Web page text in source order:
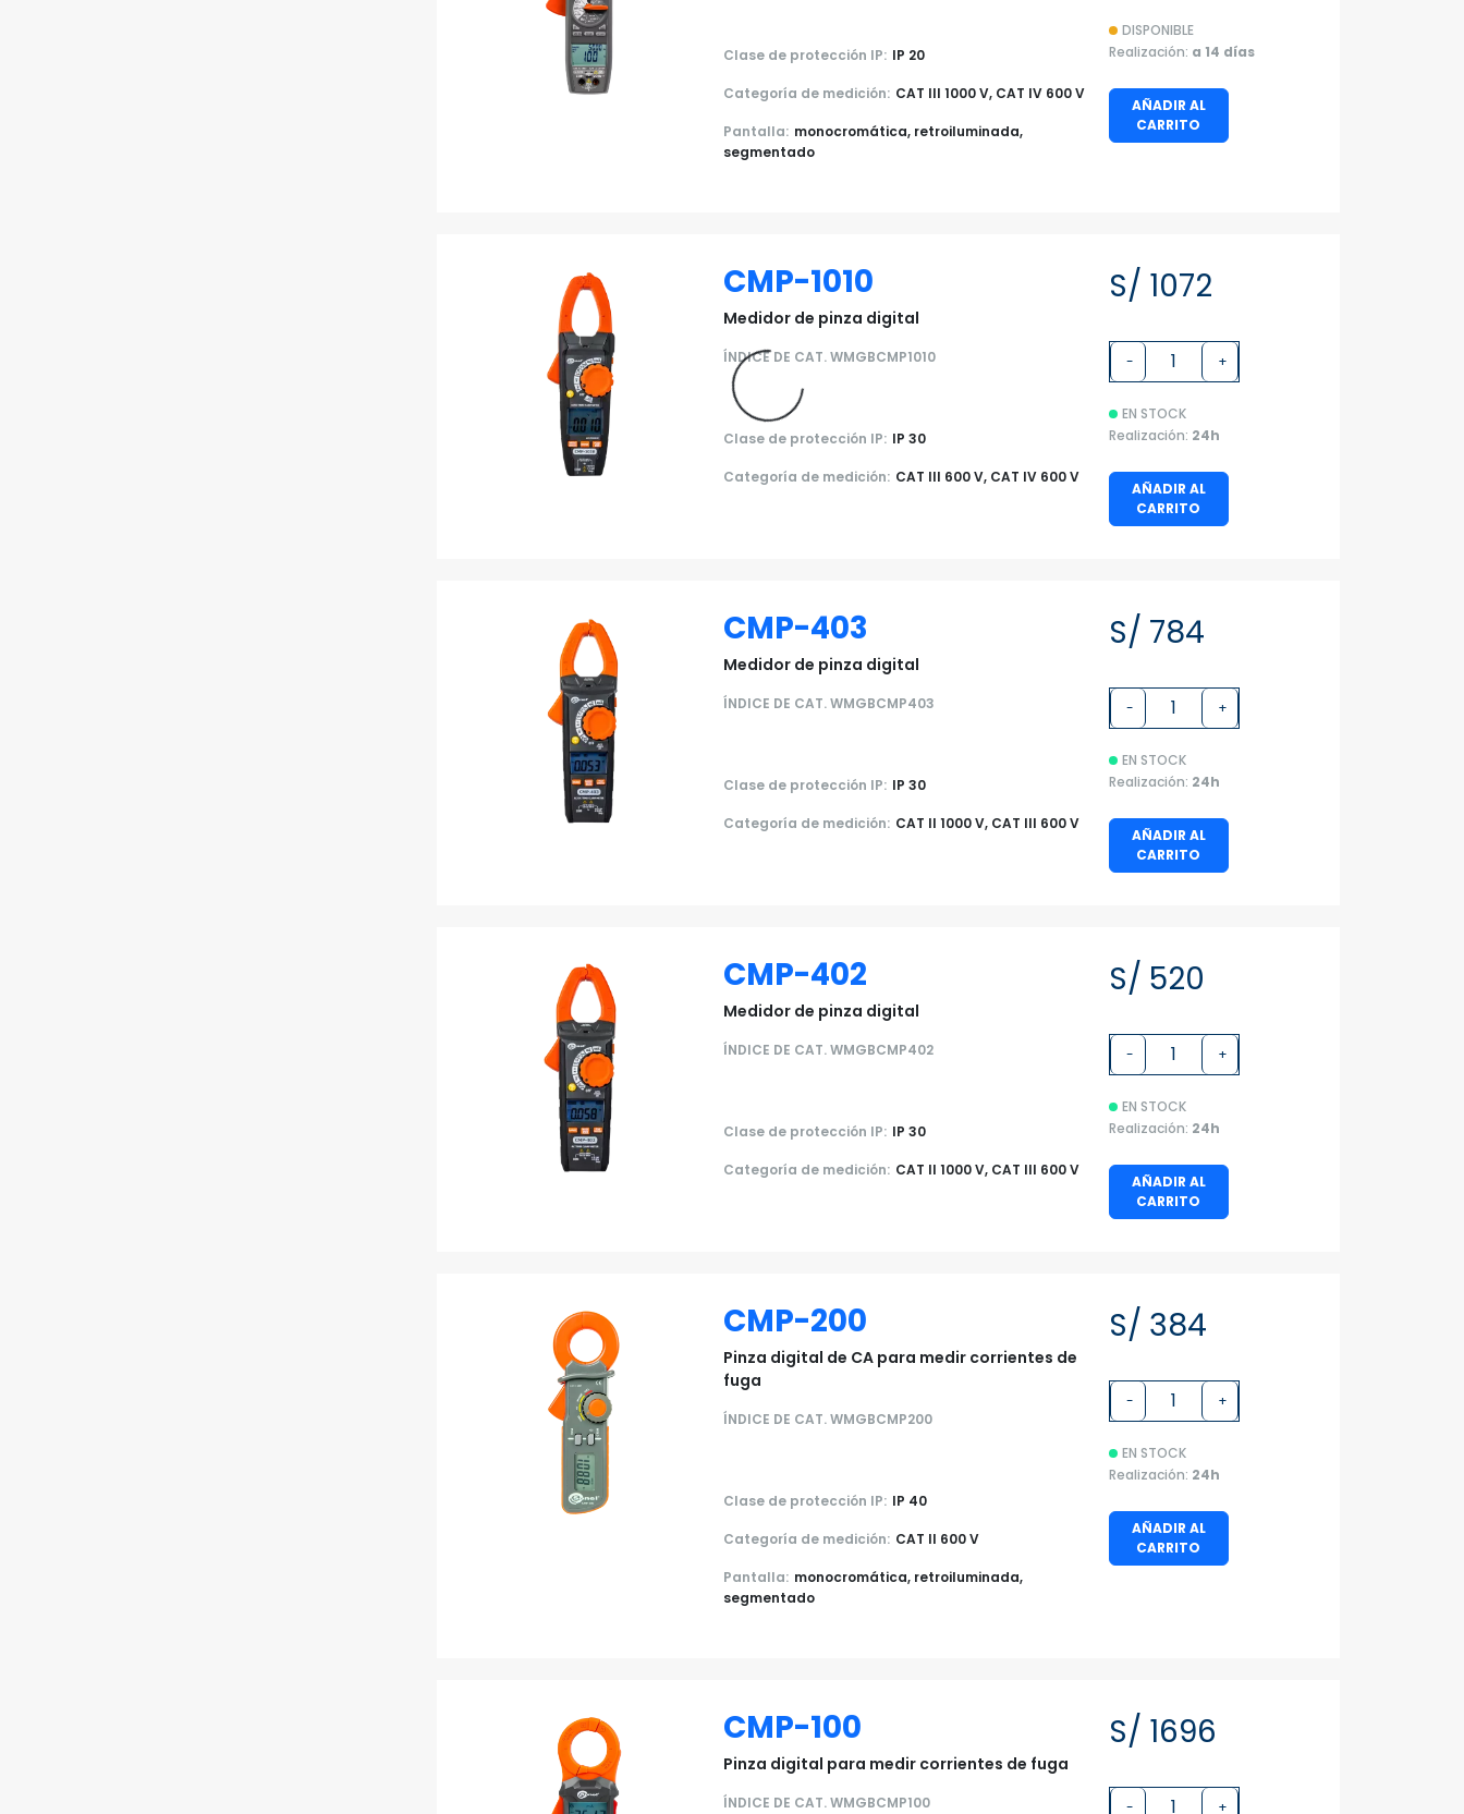
Clase de protección IP: IP 20
Categoría de medición: CAT III 1000 V, CAT IV 600 V
Pantalla: monocromática, retroiluminada,
segmentado
DISPONIBLE
Realización: a 14 días
AÑADIR AL
CARRITO
CMP-1010
Medidor de pinza digital
ÍNDICE DE CAT. WMGBCMP1010
Clase de protección IP: IP 30
Categoría de medición: CAT III 600 V, CAT IV 600 V
S/ 1072
- +
EN STOCK
Realización: 24h
AÑADIR AL
CARRITO
CMP-403
Medidor de pinza digital
ÍNDICE DE CAT. WMGBCMP403
Clase de protección IP: IP 30
Categoría de medición: CAT II 1000 V, CAT III 600 V
S/ 784
- +
EN STOCK
Realización: 24h
AÑADIR AL
CARRITO
CMP-402
Medidor de pinza digital
ÍNDICE DE CAT. WMGBCMP402
Clase de protección IP: IP 30
Categoría de medición: CAT II 1000 V, CAT III 600 V
S/ 520
- +
EN STOCK
Realización: 24h
AÑADIR AL
CARRITO
CMP-200
Pinza digital de CA para medir corrientes de
fuga
ÍNDICE DE CAT. WMGBCMP200
Clase de protección IP: IP 40
Categoría de medición: CAT II 600 V
Pantalla: monocromática, retroiluminada,
segmentado
S/ 384
- +
EN STOCK
Realización: 24h
AÑADIR AL
CARRITO
CMP-100
Pinza digital para medir corrientes de fuga
ÍNDICE DE CAT. WMGBCMP100
S/ 1696
- +